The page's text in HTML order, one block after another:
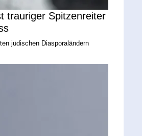
trauriger Spitzenreiter
jüdischen Diasporaländern